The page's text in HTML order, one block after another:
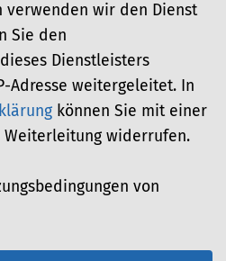
verwenden wir den Dienst
Sie den
Dienstleisters
Adresse weitergeleitet. In
können Sie mit einer
Weiterleitung widerrufen.
von